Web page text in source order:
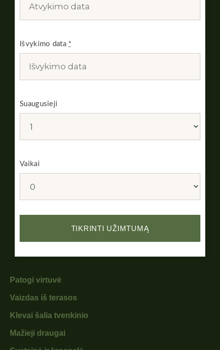
Išvykimo data *
Suaugusieji
Vaikai
Patogi virtuvė
Vaizdas iš terasos
Klevai šalia tvenkinio
Mažieji draugai